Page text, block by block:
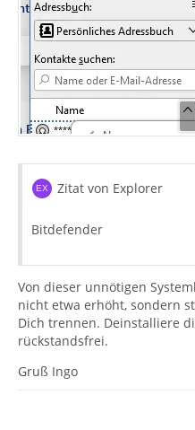
Zitat von Explorer
Bitdefender
Von dieser unnötigen
nicht etwa erhöht, sondern
Dich trennen. Deinstalliere
rückstandsfrei.
Gruß Ingo